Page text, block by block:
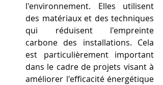
l'environnement. Elles utilisent
des matériaux et des techniques
qui réduisent l'empreinte
carbone des installations. Cela
est particulièrement important
dans le cadre de projets visant à
améliorer l'efficacité énergétique